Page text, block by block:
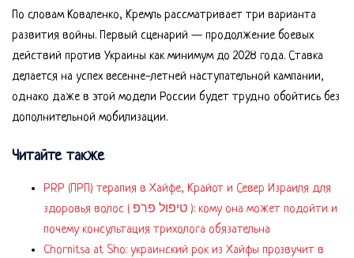
По словам Коваленко, Кремль рассматривает три варианта
развития войны. Первый сценарий — продолжение боевых
действий против Украины как минимум до 2028 года. Ставка
делается на успех весенне-летней наступательной кампании,
однако даже в этой модели России будет трудно обойтись без
дополнительной мобилизации.
Читайте также
PRP (ПРП) терапия в Хайфе, Крайот и Север Израиля для
здоровья волос ( טיפול פרפ ): кому она может подойти и
почему консультация трихолога обязательна
Chornitsa at Sho: украинский рок из Хайфы прозвучит в